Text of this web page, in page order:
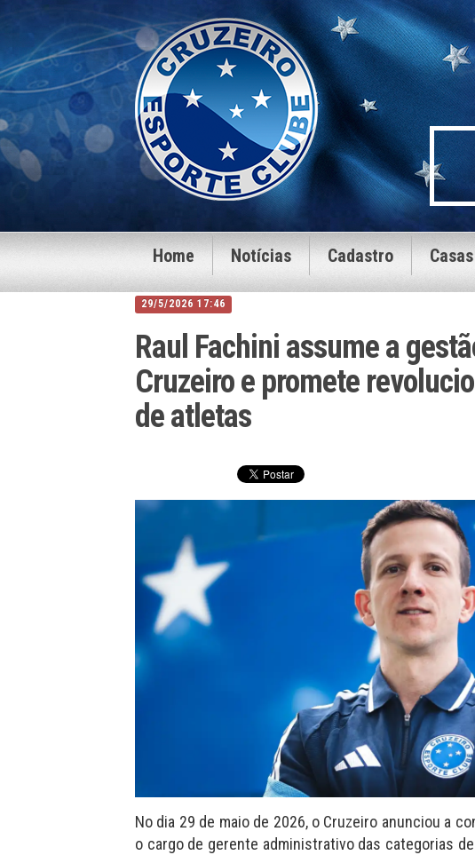
Home Notícias Cadastro
29/5/2026 17:46
Raul Fachini assume a
Cruzeiro e promete
de atletas
No dia 29 de maio de 2026, o Cruzeiro anunciou a
o cargo de gerente administrativo das categorias